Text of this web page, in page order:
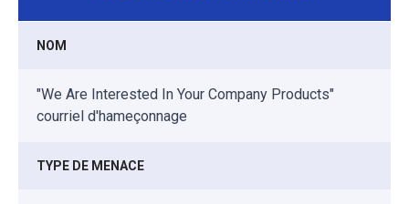
NOM
"We Are Interested In Your Company Products"
courriel d'hameçonnage
TYPE DE MENACE